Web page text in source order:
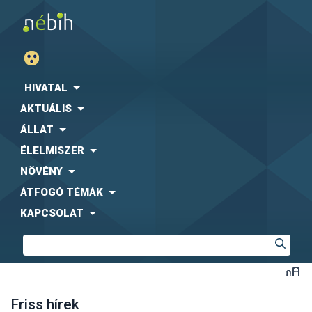
HIVATAL
AKTUÁLIS
ÁLLAT
ÉLELMISZER
NÖVÉNY
ÁTFOGÓ TÉMÁK
KAPCSOLAT
Friss hírek